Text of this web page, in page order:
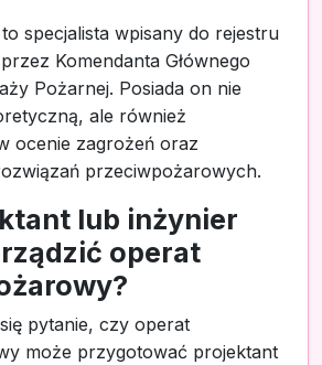
specjalista wpisany do rejestru
Komendanta Głównego
Pożarnej. Posiada on nie
ale również
ocenie zagrożeń oraz
przeciwpożarowych.
lub inżynier
operat
pytanie, czy operat
może przygotować projektant